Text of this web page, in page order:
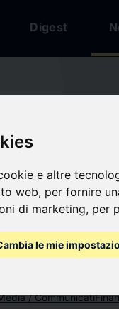
e altre
web, per fornire
di marketing, per
le mie
Digest
Follow updates
/ Communicati